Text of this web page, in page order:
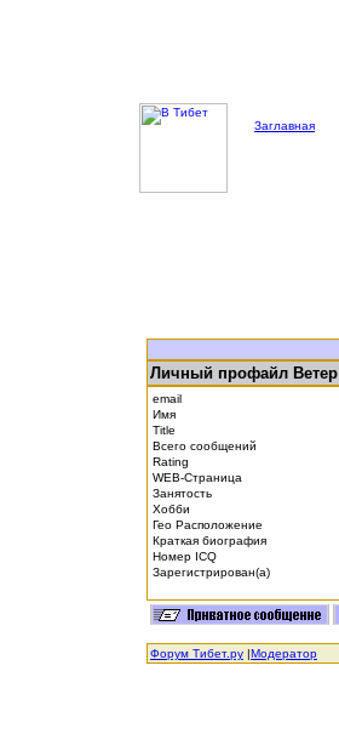
Заглавная
Личный профайл Ветер
email
Имя
Title
Всего сообщений
Rating
WEB-Страница
Занятость
Хобби
Гео Расположение
Краткая биография
Номер ICQ
Зарегистрирован(а)
Форум Тибет.ру |Модератор